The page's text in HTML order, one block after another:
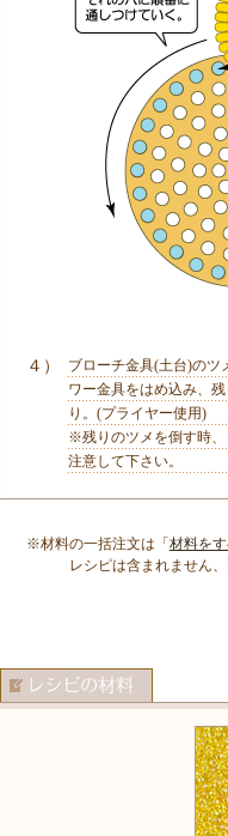
４）
ブローチ金具(土台)のツ
ワー金具をはめ込み、
り。(プライヤー使用)
※残りのツメを倒す時、
注意して下さい。
※材料の一括注文は「材料を
レシピは含まれません